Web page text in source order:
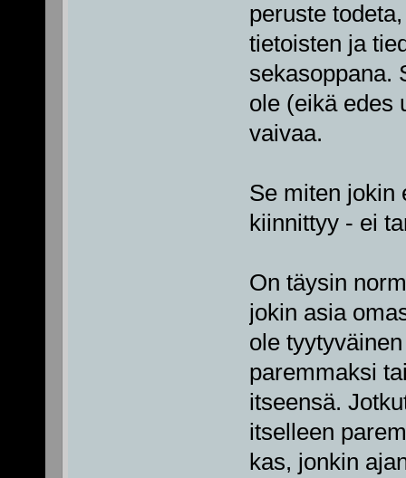
peruste
tietoisten ja
sekasoppana.
ole (eikä edes
vaivaa.
Se miten jokin
kiinnittyy - ei
On täysin
jokin asia
ole
paremmaksi
itseensä.
itselleen
kas, jonkin